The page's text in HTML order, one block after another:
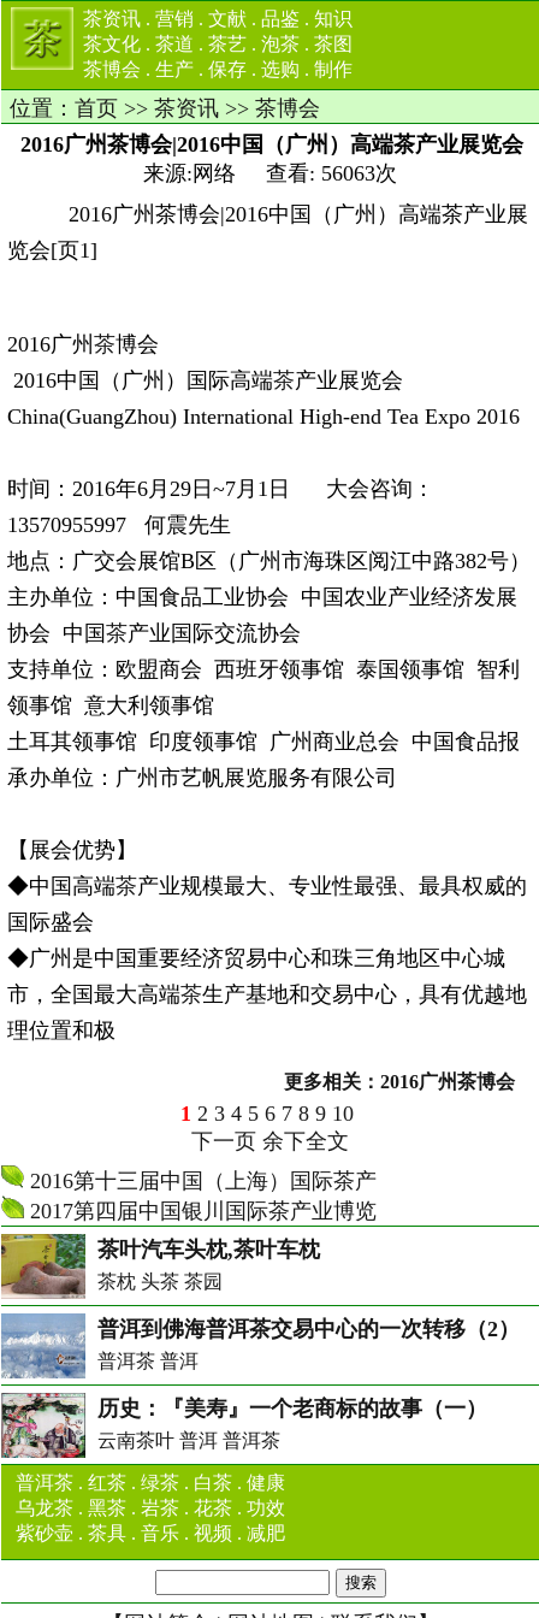
茶资讯 . 营销 . 文献 . 品鉴 . 知识
茶文化 . 茶道 . 茶艺 . 泡茶 . 茶图
茶博会 . 生产 . 保存 . 选购 . 制作
位置： 首页 >> 茶资讯 >> 茶博会
2016广州茶博会|2016中国（广州）高端茶产业展览会
来源:网络 查看: 56063次
2016广州茶博会|2016中国（广州）高端茶产业展
览会[页1]
2016广州 茶博会
2016中国（广州）国际高端茶产业展览会
China(GuangZhou) International High-end Tea Expo 2016
时间：2016年6月29日~7月1日 大会咨询：
13570955997 何震先生
地点：广交会展馆B区（广州市海珠区阅江中路382号）
主办单位：中国食品工业协会 中国农业产业经济发展
协会 中国茶产业国际交流协会
支持单位：欧盟商会 西班牙领事馆 泰国领事馆 智利
领事馆 意大利领事馆
土耳其领事馆 印度领事馆 广州商业总会 中国食品报
承办单位：广州市艺帆展览服务有限公司
【展会优势】
◆中国高端茶产业规模最大、专业性最强、最具权威的
国际盛会
◆广州是中国重要经济贸易中心和珠三角地区中心城
市，全国最大高端茶生产基地和交易中心，具有优越地
理位置和极
更多相关： 2016广州茶博会
1 2 3 4 5 6 7 8 9 10
下一页 余下全文
2016第十三届中国（上海）国际茶产
2017第四届中国银川国际茶产业博览
茶叶汽车头枕,茶叶车枕
茶枕 头茶 茶园
普洱到佛海普洱茶交易中心的一次转移（2）
普洱茶 普洱
历史：『美寿』一个老商标的故事（一）
云南茶叶 普洱 普洱茶
普洱茶 . 红茶 . 绿茶 . 白茶 . 健康
乌龙茶 . 黑茶 . 岩茶 . 花茶 . 功效
紫砂壶 . 茶具 . 音乐 . 视频 . 减肥